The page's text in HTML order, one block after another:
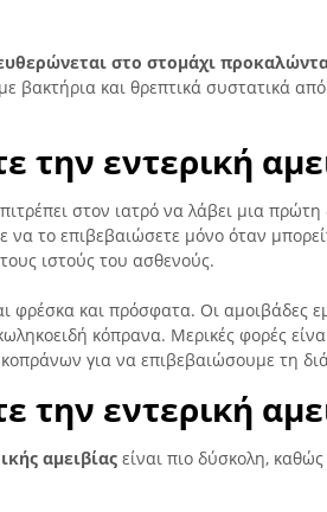
στο στομάχι
βακτήρια και θρεπτικά συστατικά
την εντερική
στον ιατρό να λάβει μια
να το επιβεβαιώσετε μόνο όταν
ιστούς του ασθενούς.
φρέσκα και πρόσφατα. Οι αμοιβάδες
κόπρανα. Μερικές φορές
για να επιβεβαιώσουμε τη
την εντερική
αμειβίας είναι πιο δύσκολη,